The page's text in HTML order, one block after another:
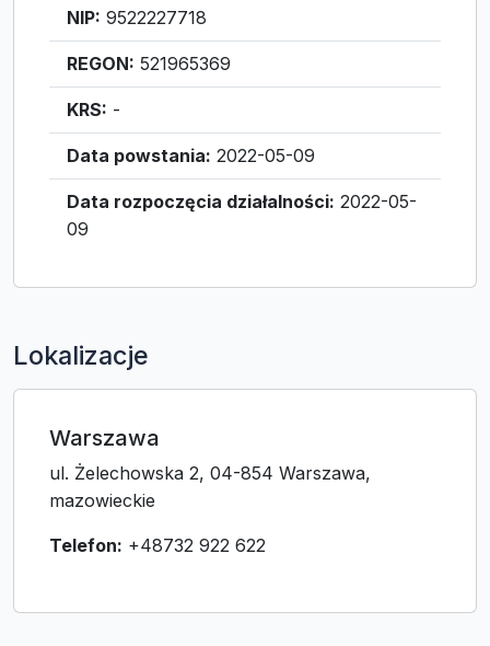
NIP: 9522227718
REGON: 521965369
KRS: -
Data powstania: 2022-05-09
Data rozpoczęcia działalności: 2022-05-
09
Lokalizacje
Warszawa
ul. Żelechowska 2, 04-854 Warszawa,
mazowieckie
Telefon: +48732 922 622